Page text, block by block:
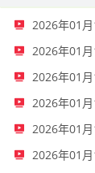
2026年01
2026年01
2026年01
2026年01
2026年01
2026年01